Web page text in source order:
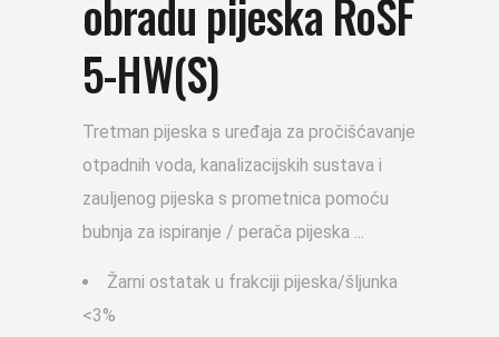
obradu pijeska RoSF
5-HW(S)
Tretman pijeska s uređaja za pročišćavanje
otpadnih voda, kanalizacijskih sustava i
zauljenog pijeska s prometnica pomoću
bubnja za ispiranje / perača pijeska
Žarni ostatak u frakciji pijeska/šljunka
<3%